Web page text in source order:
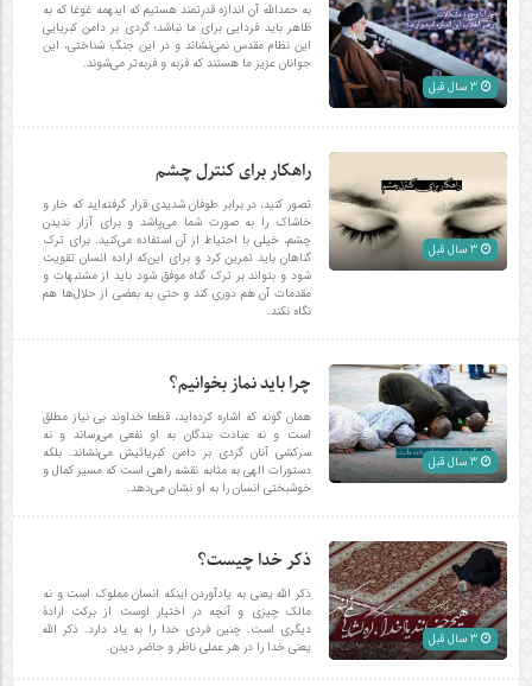
به حمدالله آن اندازه قدرتمند هستیم که اینهمه غوغا که به
ظاهر باید فردایی برای ما نباشد؛ گردی بر دامن کبریاییِ
این نظام مقدس نمی‌نشاند و در این جنگِ شناختی، این
جوانان عزیز ما هستند که فربه و فربه‌تر می‌شوند.
راهکار برای کنترل چشم
تصور کنید، در برابر طوفان شدیدی قرار گرفته‌‎اید که خار و
خاشاک را به صورت شما می‌پاشد و برای آزار ندیدن
چشم، خیلی با احتیاط از آن استفاده می‌کنید. برای ترک
گناهان بايد تمرين کرد و برای اين‌که اراده انسان تقويت
شود و بتواند بر ترک گناه موفق شود بايد از مشتبهات و
مقدمات آن‌ هم دوری کند و حتى به بعضی از حلال‌ها هم
نگاه نکند.
چرا باید نماز بخوانیم؟
همان گونه كه اشاره كرده‌اید، قطعا خداوند بی نیاز مطلق
است و نه عبادت بندگان به او نفعی می‌‎رساند و نه
سركشی آنان گردی بر دامن كبریائیش می‌نشاند. بلکه
دستورات الهی به مثابه نقشه راهی است كه مسیر كمال و
خوشبختی انسان را به او نشان می‌دهد.
ذکر خدا چیست؟
ذکر الله یعنی به یادآوردن اینکه انسان مملوک است و نه
مالک چیزی و آنچه در اختیار اوست از برکت ارادۀ
دیگری است. چنین فردی خدا را به یاد دارد. ذکر الله
یعنی خدا را در هر عملی ناظر و حاضر دیدن.